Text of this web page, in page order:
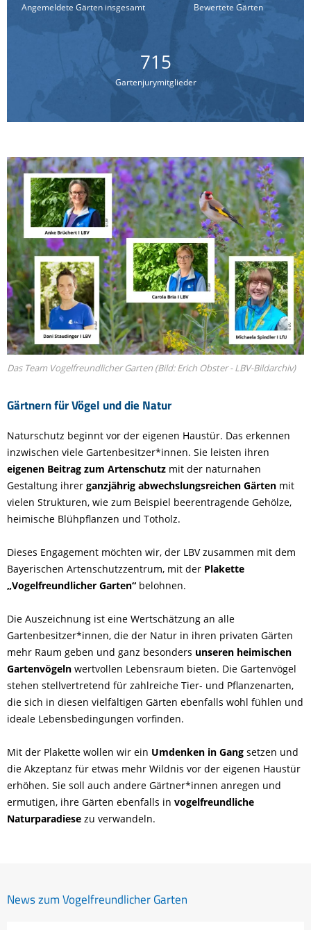
Angemeldete Gärten insgesamt Bewertete Gärten
715
Gartenjurymitglieder
Gärtnern für Vögel und die Natur
Das Team Vogelfreundlicher Garten (Bild: Erich Obster - LBV-Bildarchiv)
Naturschutz beginnt vor der eigenen Haustür. Das erkennen
inzwischen viele Gartenbesitzer*innen. Sie leisten ihren
eigenen Beitrag zum Artenschutz mit der naturnahen
Gestaltung ihrer ganzjährig abwechslungsreichen Gärten mit
vielen Strukturen, wie zum Beispiel beerentragende Gehölze,
heimische Blühpflanzen und Totholz.
Dieses Engagement möchten wir, der LBV zusammen mit dem
Bayerischen Artenschutzzentrum, mit der Plakette
„Vogelfreundlicher Garten“ belohnen.
Die Auszeichnung ist eine Wertschätzung an alle
Gartenbesitzer*innen, die der Natur in ihren privaten Gärten
mehr Raum geben und ganz besonders unseren heimischen
Gartenvögeln wertvollen Lebensraum bieten. Die Gartenvögel
stehen stellvertretend für zahlreiche Tier- und Pflanzenarten,
die sich in diesen vielfältigen Gärten ebenfalls wohl fühlen und
ideale Lebensbedingungen vorfinden.
Mit der Plakette wollen wir ein Umdenken in Gang setzen und
die Akzeptanz für etwas mehr Wildnis vor der eigenen Haustür
erhöhen. Sie soll auch andere Gärtner*innen anregen und
ermutigen, ihre Gärten ebenfalls in vogelfreundliche
Naturparadiese zu verwandeln.
News zum Vogelfreundlicher Garten